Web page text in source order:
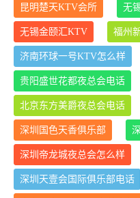
昆明楚天KTV会所 无
无锡金颐汇KTV 福州
济南环球一号KTV怎么样
贵阳盛世花都夜总会电话
北京东方美爵夜总会电话
深圳国色天香俱乐部
深圳帝龙城夜总会怎么样
深圳天壹会国际俱乐部电话